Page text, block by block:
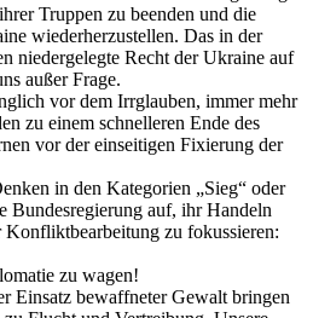
Truppen zu beenden und die
wiederherzustellen. Das in der
niedergelegte Recht der Ukraine auf
außer Frage.
vor dem Irrglauben, immer mehr
zu einem schnelleren Ende des
vor der einseitigen Fixierung der
in den Kategorien „Sieg“ oder
Bundesregierung auf, ihr Handeln
zu fokussieren:
zu wagen!
Einsatz bewaffneter Gewalt bringen